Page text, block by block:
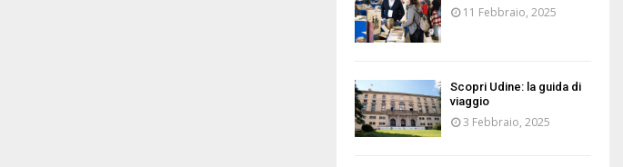
11 Febbraio, 2025
Scopri Udine: la guida di
viaggio
3 Febbraio, 2025